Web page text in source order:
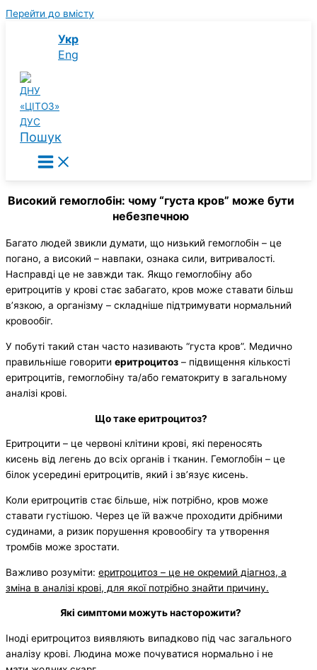
Перейти до вмісту
Укр
Eng
Пошук
Високий гемоглобін: чому “густа кров” може бути
небезпечною
Багато людей звикли думати, що низький гемоглобін – це
погано, а високий – навпаки, ознака сили, витривалості.
Насправді це не завжди так. Якщо гемоглобіну або
еритроцитів у крові стає забагато, кров може ставати більш
в’язкою, а організму – складніше підтримувати нормальний
кровообіг.
У побуті такий стан часто називають “густа кров”. Медично
правильніше говорити еритроцитоз – підвищення кількості
еритроцитів, гемоглобіну та/або гематокриту в загальному
аналізі крові.
Що таке еритроцитоз?
Еритроцити – це червоні клітини крові, які переносять
кисень від легень до всіх органів і тканин. Гемоглобін – це
білок усередині еритроцитів, який і зв’язує кисень.
Коли еритроцитів стає більше, ніж потрібно, кров може
ставати густішою. Через це їй важче проходити дрібними
судинами, а ризик порушення кровообігу та утворення
тромбів може зростати.
Важливо розуміти: еритроцитоз – це не окремий діагноз, а
зміна в аналізі крові, для якої потрібно знайти причину.
Які симптоми можуть насторожити?
Іноді еритроцитоз виявляють випадково під час загального
аналізу крові. Людина може почуватися нормально і не